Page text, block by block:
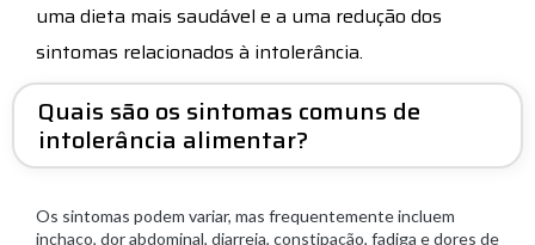
uma dieta mais saudável e a uma redução dos
sintomas relacionados à intolerância.
Quais são os sintomas comuns de
intolerância alimentar?
Os sintomas podem variar, mas frequentemente incluem
inchaço, dor abdominal, diarreia, constipação, fadiga e dores de